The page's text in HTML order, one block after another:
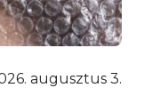
augusztus 3.